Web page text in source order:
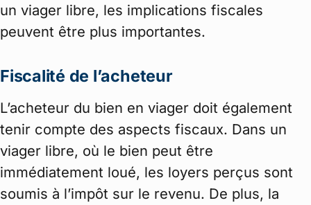
un viager libre, les implications fiscales
peuvent être plus importantes.
Fiscalité de l’acheteur
L’acheteur du bien en viager doit également
tenir compte des aspects fiscaux. Dans un
viager libre, où le bien peut être
immédiatement loué, les loyers perçus sont
soumis à l’impôt sur le revenu. De plus, la